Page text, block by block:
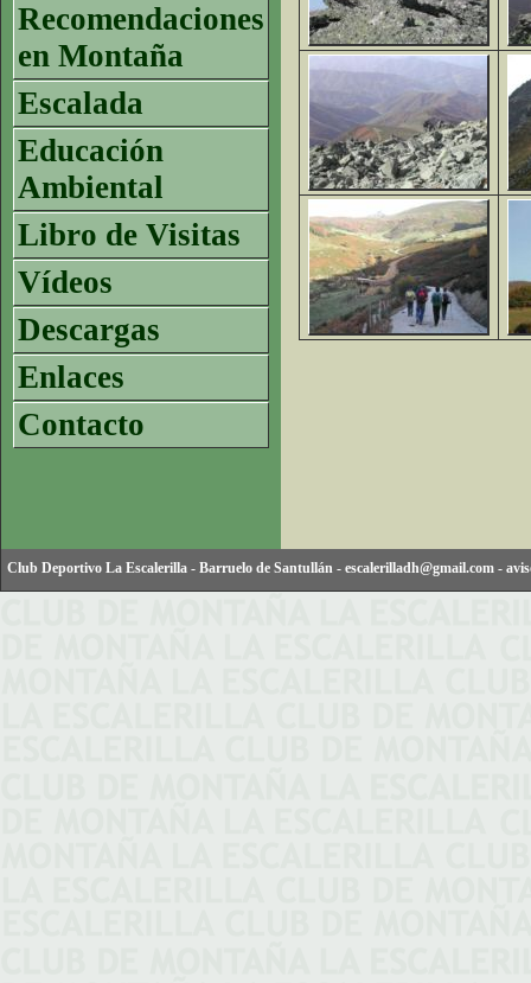
Recomendaciones
en Montaña
Escalada
Educación
Ambiental
Libro de Visitas
Vídeos
Descargas
Enlaces
Contacto
Club Deportivo La Escalerilla - Barruelo de Santullán - escalerilladh@gmail.com -